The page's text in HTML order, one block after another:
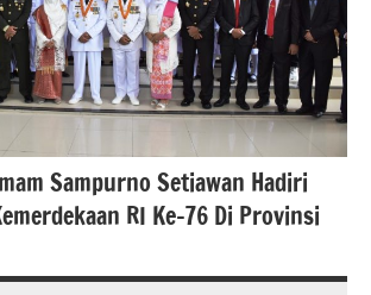
Sampurno Setiawan Hadiri
RI Ke-76 Di Provinsi